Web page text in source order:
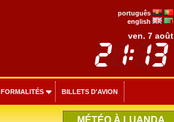
português
english
ven. 7 août
FORMALITÉS BILLETS D'AVION
MÉTÉO À LUANDA